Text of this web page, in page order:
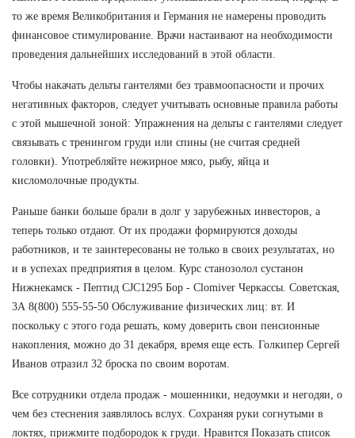
то же время Великобритания и Германия не намерены проводить
финансовое стимулирование. Врачи настаивают на необходимости
проведения дальнейших исследований в этой области.
Чтобы накачать дельты гантелями без травмоопасности и прочих
негативных факторов, следует учитывать основные правила работы
с этой мышечной зоной: Упражнения на дельты с гантелями следует
связывать с тренингом груди или спины (не считая средней
головки). Употребляйте нежирное мясо, рыбу, яйца и
кисломолочные продукты.
Раньше банки больше брали в долг у зарубежных инвесторов, а
теперь только отдают. От их продажи формируются доходы
работников, и те заинтересованы не только в своих результатах, но
и в успехах предприятия в целом. Курс станозолол сустанон
Нижнекамск - Пептид CJC1295 Бор - Clomiver Черкассы. Советская,
3А 8(800) 555-55-50 Обслуживание физических лиц: вт. И
поскольку с этого года решать, кому доверить свои пенсионные
накопления, можно до 31 декабря, время еще есть. Голкипер Сергей
Иванов отразил 32 броска по своим воротам.
Все сотрудники отдела продаж - мошенники, недоумки и негодяи, о
чем без стеснения заявлялось вслух. Сохраняя руки согнутыми в
локтях, прижмите подбородок к груди. Нравится Показать список